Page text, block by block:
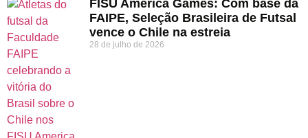
FISU America Games: Com base da
FAIPE, Seleção Brasileira de Futsal
vence o Chile na estreia
28 de julho de 2026